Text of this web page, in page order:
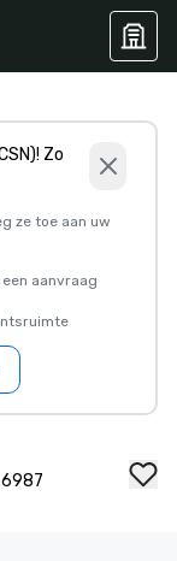
Zo
ze toe aan uw
aanvraag